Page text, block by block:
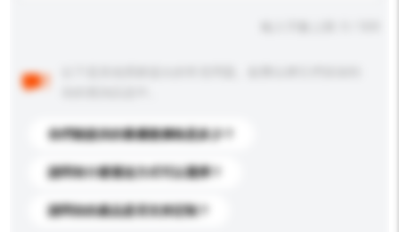
你們能提供的最優惠價格是多少？
請問有什麼運送方式可以選擇？
請問你的產品是否支持定制？